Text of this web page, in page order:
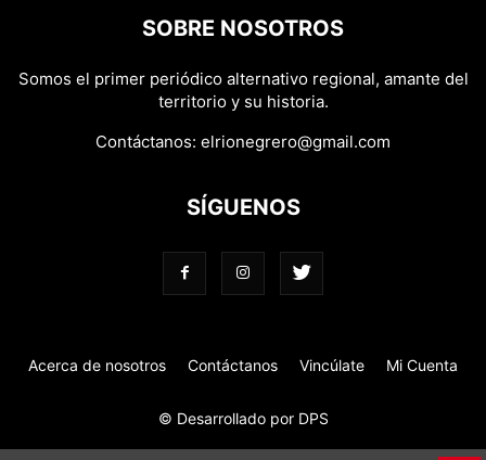
SOBRE NOSOTROS
Somos el primer periódico alternativo regional, amante del
territorio y su historia.
Contáctanos: elrionegrero@gmail.com
SÍGUENOS
Acerca de nosotros Contáctanos Vincúlate Mi Cuenta
© Desarrollado por DPS